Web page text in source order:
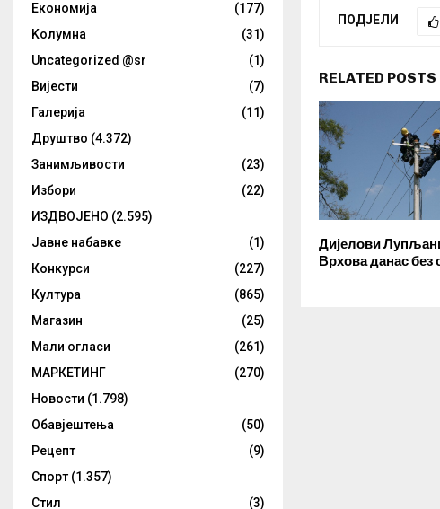
ПОДЈЕЛИ
RELATED POSTS
Дијелови
Врхова данас без
Eкономија
(177)
Kолумнa
(31)
Uncategorized @sr
(1)
Вијести
(7)
Галерија
(11)
Друштво (4.372)
Занимљивости
(23)
Избори
(22)
ИЗДВОЈЕНО (2.595)
Јавне набавке
(1)
Конкурси
(227)
Култура
(865)
Магазин
(25)
Мали огласи
(261)
МАРКЕТИНГ
(270)
Новости (1.798)
Обавјештења
(50)
Рецепт
(9)
Спорт (1.357)
Стил
(3)